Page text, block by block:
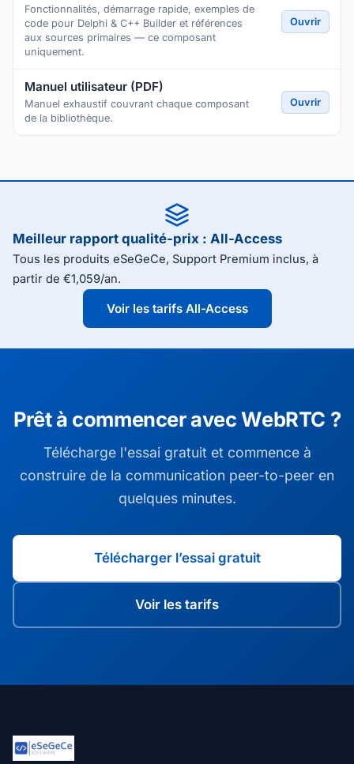
Fonctionnalités, démarrage rapide, exemples de
code pour Delphi & C++ Builder et références
aux sources primaires — ce composant
uniquement.
Ouvrir
Manuel utilisateur (PDF)
Manuel exhaustif couvrant chaque composant
de la bibliothèque.
Ouvrir
Meilleur rapport qualité-prix : All-Access
Tous les produits eSeGeCe, Support Premium inclus, à
partir de €1,059/an.
Voir les tarifs All-Access
Prêt à commencer avec WebRTC ?
Télécharge l'essai gratuit et commence à
construire de la communication peer-to-peer en
quelques minutes.
Télécharger l’essai gratuit
Voir les tarifs